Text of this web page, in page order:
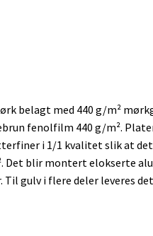
belagt med 440 g/m²
fenolfilm 440 g/m².
i 1/1 kvalitet slik at
Det blir montert elokserte
gulv i flere deler leveres